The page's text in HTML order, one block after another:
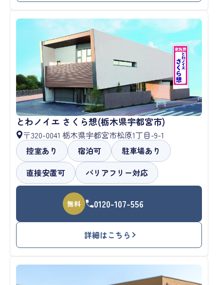
とわノイエ さくら想(栃木県宇都宮市)
〒320-0041 栃木県宇都宮市松原1丁目-9-1
控室あり
宿泊可
駐車場あり
直接安置可
バリアフリー対応
無料 0120-107-556
詳細はこちら